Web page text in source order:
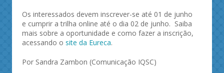
Os interessados devem inscrever-se até 01 de junho
e cumprir a trilha online até o dia 02 de junho. Saiba
mais sobre a oportunidade e como fazer a inscrição,
acessando o site da Eureca.
Por Sandra Zambon (Comunicação IQSC)